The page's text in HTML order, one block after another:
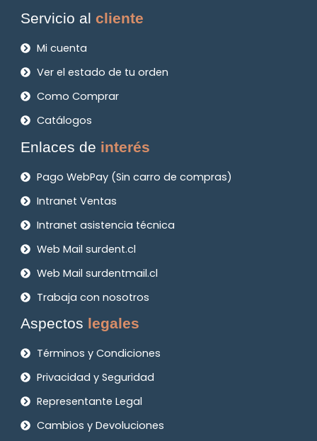
Servicio alcliente
Mi cuenta
Ver el estado de tu orden
Como Comprar
Catálogos
Enlaces de interés
Pago WebPay (Sin carro de compras)
Intranet Ventas
Intranet asistencia técnica
Web Mail surdent.cl
Web Mail surdentmail.cl
Trabaja con nosotros
Aspectos legales
Términos y Condiciones
Privacidad y Seguridad
Representante Legal
Cambios y Devoluciones